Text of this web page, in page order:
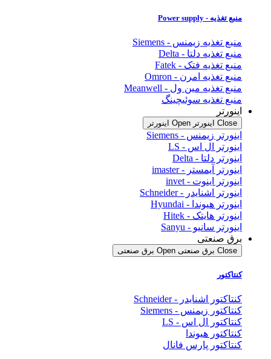
منبع تغذیه - Power supply
منبع تغذیه زیمنس - Siemens
منبع تغذیه دلتا - Delta
منبع تغذیه فتک - Fatek
منبع تغذیه امرن - Omron
منبع تغذیه مین ول - Meanwell
منبع تغذیه سوئیچینگ
اینورتر
Close اینورتر Open اینورتر
اینورتر زیمنس - Siemens
اینورتر ال اس - LS
اینورتر دلتا - Delta
اینورتر آیمستر - imaster
اینورتر اینوت - invet
اینورتر اشنایدر - Schneider
اینورتر هیوندا - Hyundai
اینورتر هایتک - Hitek
اینورتر سانیو - Sanyu
برق صنعتی
Close برق صنعتی Open برق صنعتی
کنتاکتور
کنتاکتور اشنایدر - Schneider
کنتاکتور زیمنس - Siemens
کنتاکتور ال اس - LS
کنتاکتور هیوندا
کنتاکتور پارس فانال